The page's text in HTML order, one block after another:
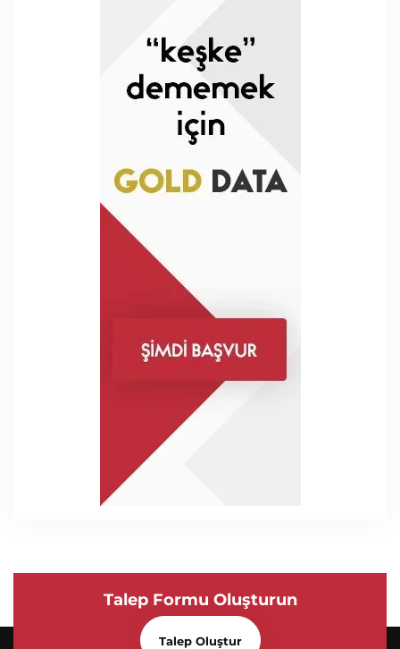
Talep Formu Oluşturun
Talep Oluştur